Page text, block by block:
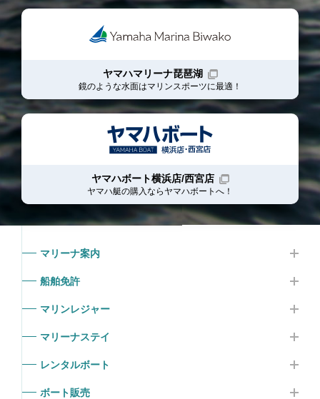
ヤマハマリーナ琵琶湖
鏡のような水面はマリンスポーツに最適！
ヤマハボート横浜店/西宮店
ヤマハ艇の購入ならヤマハボート へ！
マリーナ案内
船舶免許
マリンレジャー
マリーナステイ
レンタルボート
ボート販売